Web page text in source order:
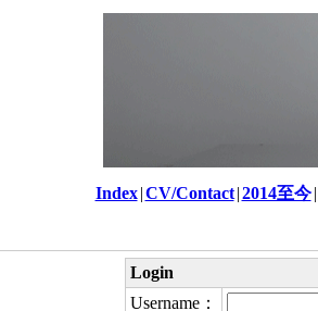
Index |CV/Contact |2014至今 |
Login
Username：